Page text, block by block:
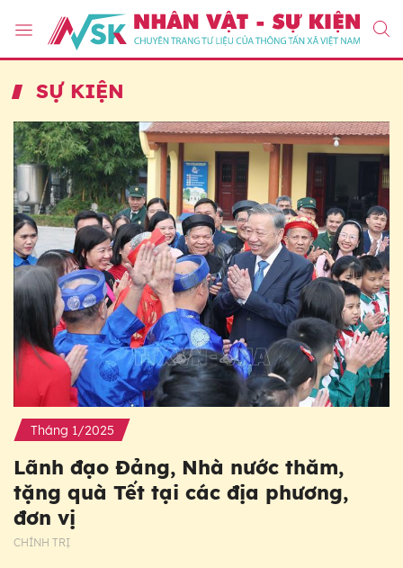
SỰ KIỆN
Tháng 1/2025
Lãnh đạo Đảng, Nhà nước thăm,
tặng quà Tết tại các địa phương,
đơn vị
CHÍNH TRỊ